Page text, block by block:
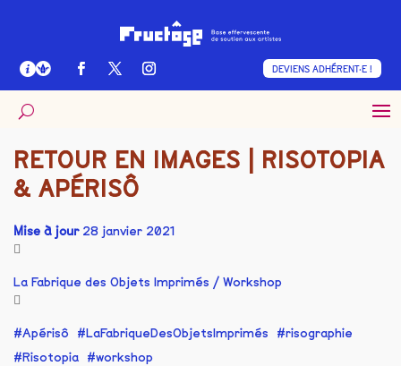
DEVIENS ADHÉRENT·E !
RETOUR EN IMAGES | RISOTOPIA
& APÉRISÔ
Mise à jour28 janvier 2021
La Fabrique des Objets Imprimés / Workshop
Apérisô LaFabriqueDesObjetsImprimés
risographie
Risotopia
workshop